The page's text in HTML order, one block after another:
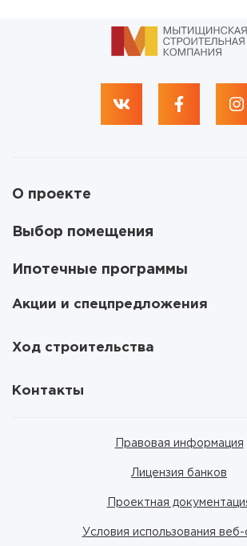
О проекте
Выбор помещения
Ипотечные программы
Акции и спецпредложения
Ход строительства
Контакты
Правовая информация
Лицензия банков
Проектная
Условия использования веб-